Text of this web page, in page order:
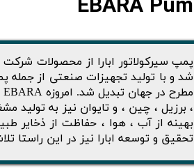
شد و با تولید تجهیزات صنعتی از جمله
، برزیل ، چین ، و تایوان نیز به
بهينه از آب ، هوا ، حفاظت از ذخاير
تحقيق و توسعه ابارا نيز در اين راستا